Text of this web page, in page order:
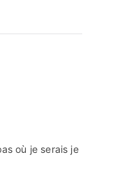
où je serais je